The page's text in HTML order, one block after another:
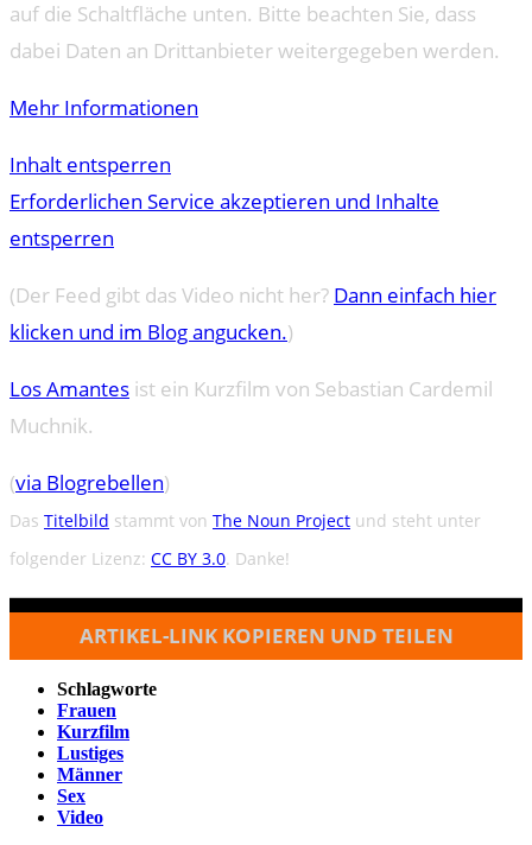
auf die Schaltfläche unten. Bitte beachten Sie, dass
dabei Daten an Drittanbieter weitergegeben werden.
Mehr Informationen
Inhalt entsperren
Erforderlichen Service akzeptieren und Inhalte
entsperren
(Der Feed gibt das Video nicht her? Dann einfach hier
klicken und im Blog angucken.)
Los Amantes ist ein Kurzfilm von Sebastian Cardemil
Muchnik.
(via Blogrebellen)
Das Titelbild stammt von The Noun Project und steht unter
folgender Lizenz: CC BY 3.0. Danke!
ARTIKEL-LINK KOPIEREN UND TEILEN
Schlagworte
Frauen
Kurzfilm
Lustiges
Männer
Sex
Video